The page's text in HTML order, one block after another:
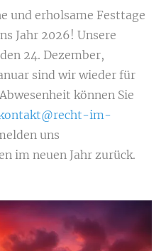
und erholsame Festtage
Jahr 2026! Unsere
24. Dezember,
sind wir wieder für
können Sie
im-
uns
im neuen Jahr zurück.